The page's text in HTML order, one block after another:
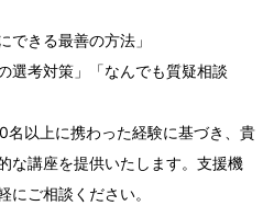
できる最善の方法」
選考対策」「なんでも質疑相談
以上に携わった経験に基づき、貴
な講座を提供いたします。支援機
にご相談ください。